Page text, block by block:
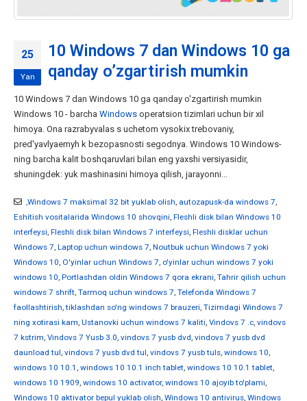
25
Yan
10 Windows 7 dan Windows 10 ga
qanday o’zgartirish mumkin
10 Windows 7 dan Windows 10 ga qanday o'zgartirish mumkin
Windows 10 - barcha Windows operatsion tizimlari uchun bir xil
himoya. Ona razrabyvalas s uchetom vysokix trebovaniy,
pred'yavlyaemyh k bezopasnosti segodnya. Windows 10 Windows-
ning barcha kalit boshqaruvlari bilan eng yaxshi versiyasidir,
shuningdek: yuk mashinasini himoya qilish, jarayonni...
,Windows 7 maksimal 32 bit yuklab olish, autozapusk-da windows 7,
Eshitish vositalarida Windows 10 shovqini, Fleshli disk bilan Windows 10
interfeysi, Fleshli disk bilan Windows 7 interfeysi, Fleshli disklar uchun
Windows 7, Laptop uchun windows 7, Noutbuk uchun Windows 7 yoki
Windows 10, O'yinlar uchun Windows 7, o'yinlar uchun windows 7 yoki
windows 10, Portlashdan oldin Windows 7 qora ekrani, Tahrir qilish uchun
windows 7 shrift, Tarmoq uchun windows 7, Telefonda Windows 7
faollashtirish,tiklashdan so'ng windows 7 brauzeri, Tizimdagi Windows 7
ning xotirasi kam, Ustanovki uchun windows 7 kaliti, Vindovs 7 .c, vindovs
7 kstrim, Vindovs 7 Yusb 3.0, vindovs 7 yusb dvd, vindovs 7 yusb dvd
daunload tul, vindovs 7 yusb dvd tul, vindovs 7 yusb tuls, windows 10,
windows 10 10.1 , windows 10 10.1 inch tablet, windows 10 10.1 tablet,
windows 10 1909, windows 10 activator, windows 10 ajoyib to'plami,
Windows 10 aktivator bepul yuklab olish, Windows 10 antivirus, Windows